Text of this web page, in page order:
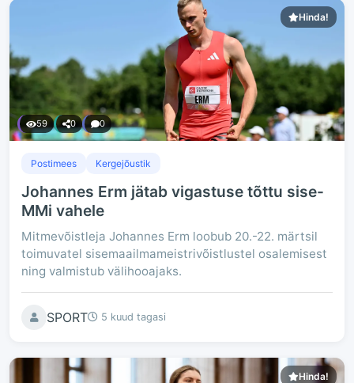
Hinda!
59 0 0
Postimees Kergejõustik
Johannes Erm jätab vigastuse tõttu sise-
MMi vahele
Mitmevõistleja Johannes Erm loobub 20.-22. märtsil
toimuvatel sisemaailmameistrivõistlustel osalemisest
ning valmistub välihooajaks.
SPORT 5 kuud tagasi
Hinda!